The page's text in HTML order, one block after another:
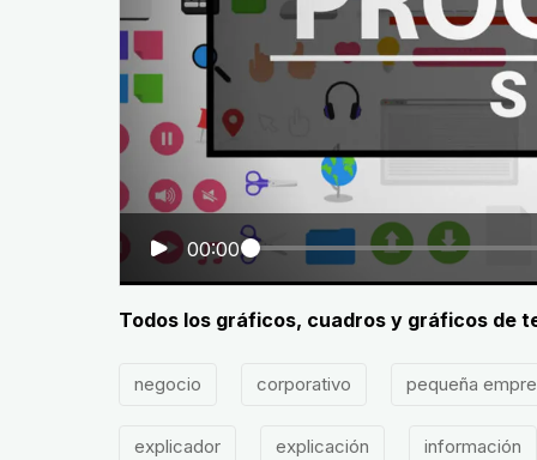
00:00
Todos los gráficos, cuadros y gráficos de
negocio corporativo pequeña
explicador explicación información